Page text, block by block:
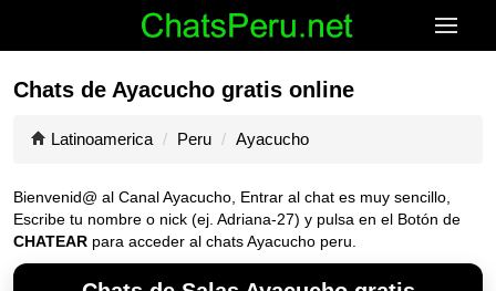
Chats de Ayacucho gratis online
Latinoamerica Peru Ayacucho
Bienvenid@ al CanalAyacucho , Entrar al chat es muy sencillo,
Escribe tu nombre o nick (ej. Adriana-27) y pulsa en el Botón de
CHATEAR para acceder al chats Ayacucho peru.